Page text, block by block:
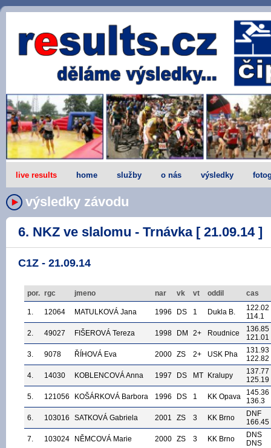
live results home služby o nás výsledky
výsledky závodu
6. NKZ ve slalomu - Trnávka [ 21.09.14 ]
C1Z - 21.09.14
por. rgc jmeno nar vk vt oddil cas
1. 12064 MATULKOVÁ Jana 1996 DS 1 Dukla B.
122.02
114.1
2.
49027 FIŠEROVÁ Tereza 1998 DM 2+ Roudnice
136.85
121.01
3.
9078 ŘÍHOVÁ Eva 2000 ZS 2+ USK Pha
131.93
122.82
4.
14030 KOBLENCOVÁ Anna 1997 DS MT Kralupy
137.77
125.19
5.
121056 KOŠÁRKOVÁ Barbora 1996 DS 1 KK Opava
145.36
136.3
6.
103016 SATKOVÁ Gabriela 2001 ZS 3 KK Brno
DNF
166.45
7.
103024 NĚMCOVÁ Marie 2000 ZS 3 KK Brno
DNS
DNS